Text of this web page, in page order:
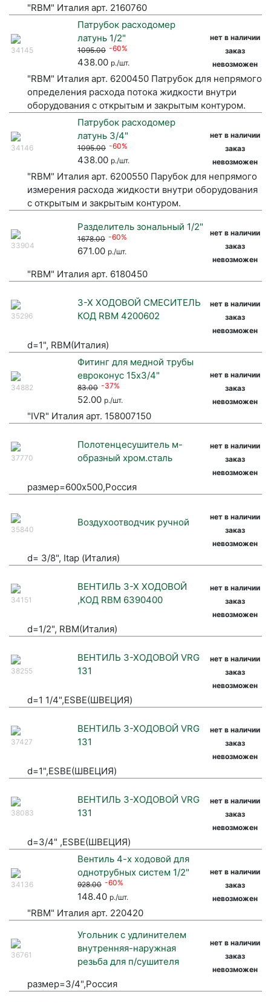
"RBM" Италия арт. 2160760
34145
Патрубок расходомер
латунь 1/2"
1095.00 -60%
438.00 р./шт.
нет в наличии
заказ
невозможен
"RBM" Италия арт. 6200450 Патрубок для непрямого
определения расхода потока жидкости внутри
оборудования с открытым и закрытым контуром.
34146
Патрубок расходомер
латунь 3/4"
1095.00 -60%
438.00 р./шт.
нет в наличии
заказ
невозможен
"RBM" Италия арт. 6200550 Парубок для непрямого
измерения расхода жидкости внутри оборудования
с открытым и закрытым контуром.
33904
Разделитель зональный 1/2"
1678.00 -60%
671.00 р./шт.
нет в наличии
заказ
невозможен
"RBM" Италия арт. 6180450
35296
3-Х ХОДОВОЙ СМЕСИТЕЛЬ
КОД RBM 4200602
нет в наличии
заказ
невозможен
d=1", RBM(Италия)
34882
Фитинг для медной трубы
евроконус 15х3/4"
83.00 -37%
52.00 р./шт.
нет в наличии
заказ
невозможен
"IVR" Италия арт. 158007150
37770
Полотенцесушитель м-
образный хром.сталь
нет в наличии
заказ
невозможен
размер=600х500,Россия
35840
Воздухоотводчик ручной
нет в наличии
заказ
невозможен
d= 3/8", Itap (Италия)
34151
ВЕНТИЛЬ 3-Х ХОДОВОЙ
,КОД RBM 6390400
нет в наличии
заказ
невозможен
d=1/2", RBM(Италия)
38255
ВЕНТИЛЬ 3-ХОДОВОЙ VRG
131
нет в наличии
заказ
невозможен
d=1 1/4",ESBE(ШВЕЦИЯ)
37427
ВЕНТИЛЬ 3-ХОДОВОЙ VRG
131
нет в наличии
заказ
невозможен
d=1",ESBE(ШВЕЦИЯ)
38083
ВЕНТИЛЬ 3-ХОДОВОЙ VRG
131
нет в наличии
заказ
невозможен
d=3/4" ,ESBE(ШВЕЦИЯ)
34136
Вентиль 4-х ходовой для
однотрубных систем 1/2"
928.00 -60%
148.40 р./шт.
нет в наличии
заказ
невозможен
"RBM" Италия арт. 220420
36761
Угольник с удлинителем
внутренняя-наружная
резьба для п/сушителя
нет в наличии
заказ
невозможен
размер=3/4",Россия